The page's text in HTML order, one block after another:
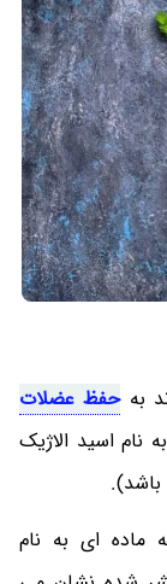
بهحفظ عضلات
نام اسید الاژیک
ماده ای به نام